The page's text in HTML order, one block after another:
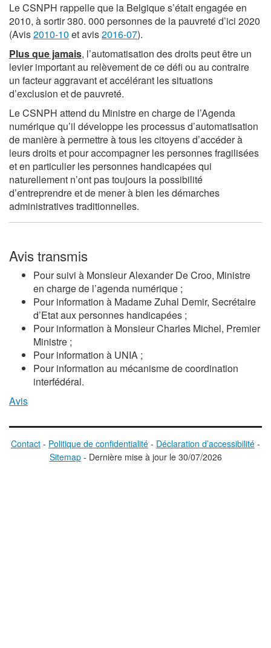
Le CSNPH rappelle que la Belgique s’était engagée en
2010, à sortir 380. 000 personnes de la pauvreté d’ici 2020
(Avis2010-10 et avis2016-07).
Plus que jamais, l’automatisation des droits peut être un
levier important au relèvement de ce défi ou au contraire
un facteur aggravant et accélérant les situations
d’exclusion et de pauvreté.
Le CSNPH attend du Ministre en charge de l’Agenda
numérique qu’il développe les processus d’automatisation
de manière à permettre à tous les citoyens d’accéder à
leurs droits et pour accompagner les personnes fragilisées
et en particulier les personnes handicapées qui
naturellement n’ont pas toujours la possibilité
d’entreprendre et de mener à bien les démarches
administratives traditionnelles.
Avis transmis
Pour suivi à MonsieurAlexander De Croo, Ministre
en charge de l’agenda numérique ;
Pour information à Madame Zuhal Demir, Secrétaire
d’Etat aux personnes handicapées ;
Pour information à Monsieur Charles Michel, Premier
Ministre ;
Pour information à UNIA ;
Pour information au mécanisme de coordination
interfédéral.
Avis
Contact - Politique de confidentialité - Déclaration d’accessibilité -
Sitemap - Dernière mise à jour le30/07/2026